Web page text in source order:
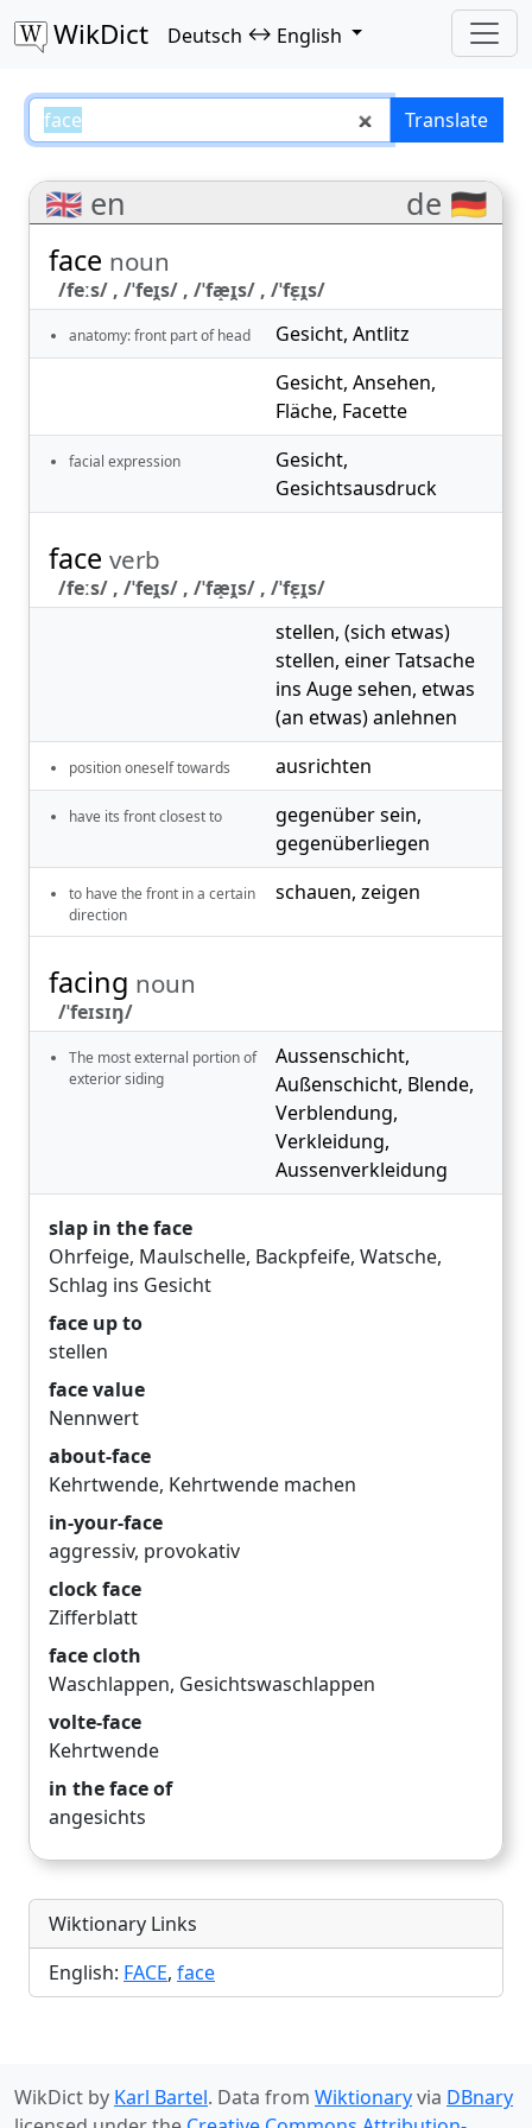
WikDict Deutsch ↔ English
face – Deutsch–English Translate
🇬🇧 en de 🇩🇪
face noun
/feːs/ , /ˈfeɪ̯s/ , /ˈfæ̝ɪ̯s/ , /ˈfɛ̝ɪ̯s/
anatomy: front part of head Gesicht, Antlitz
Gesicht, Ansehen,
Fläche, Facette
facial expression Gesicht,
Gesichtsausdruck
face verb
/feːs/ , /ˈfeɪ̯s/ , /ˈfæ̝ɪ̯s/ , /ˈfɛ̝ɪ̯s/
stellen, (sich etwas)
stellen, einer Tatsache
ins Auge sehen, etwas
(an etwas) anlehnen
position oneself towards ausrichten
have its front closest to gegenüber sein,
gegenüberliegen
to have the front in a certain
direction
schauen, zeigen
facing noun
/ˈfeɪsɪŋ/
The most external portion of
exterior siding
Aussenschicht,
Außenschicht, Blende,
Verblendung,
Verkleidung,
Aussenverkleidung
slap in the face
Ohrfeige, Maulschelle, Backpfeife, Watsche,
Schlag ins Gesicht
face up to
stellen
face value
Nennwert
about-face
Kehrtwende, Kehrtwende machen
in-your-face
aggressiv, provokativ
clock face
Zifferblatt
face cloth
Waschlappen, Gesichtswaschlappen
volte-face
Kehrtwende
in the face of
angesichts
Wiktionary Links
English: FACE, face
WikDict by Karl Bartel. Data from Wiktionaryvia DBnary